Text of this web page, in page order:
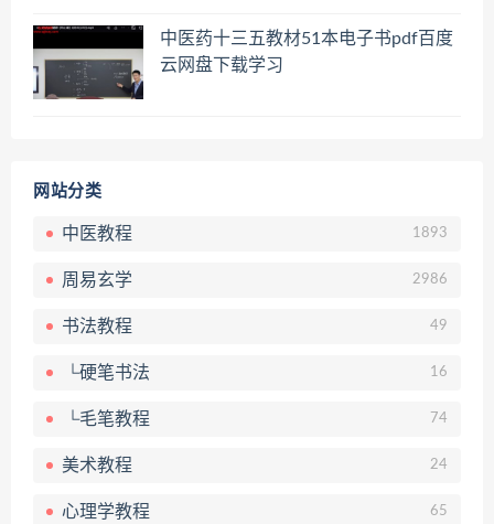
中医药十三五教材51本电子书pdf百度
云网盘下载学习
网站分类
中医教程 1893
周易玄学 2986
书法教程 49
└硬笔书法 16
└毛笔教程 74
美术教程 24
心理学教程 65